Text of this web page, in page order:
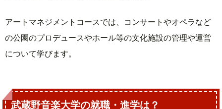
アートマネジメントコースでは、コンサートやオペラなど
の公園のプロデュースやホール等の文化施設の管理や運営
について学びます。
武蔵野音楽大学の就職・進学は？